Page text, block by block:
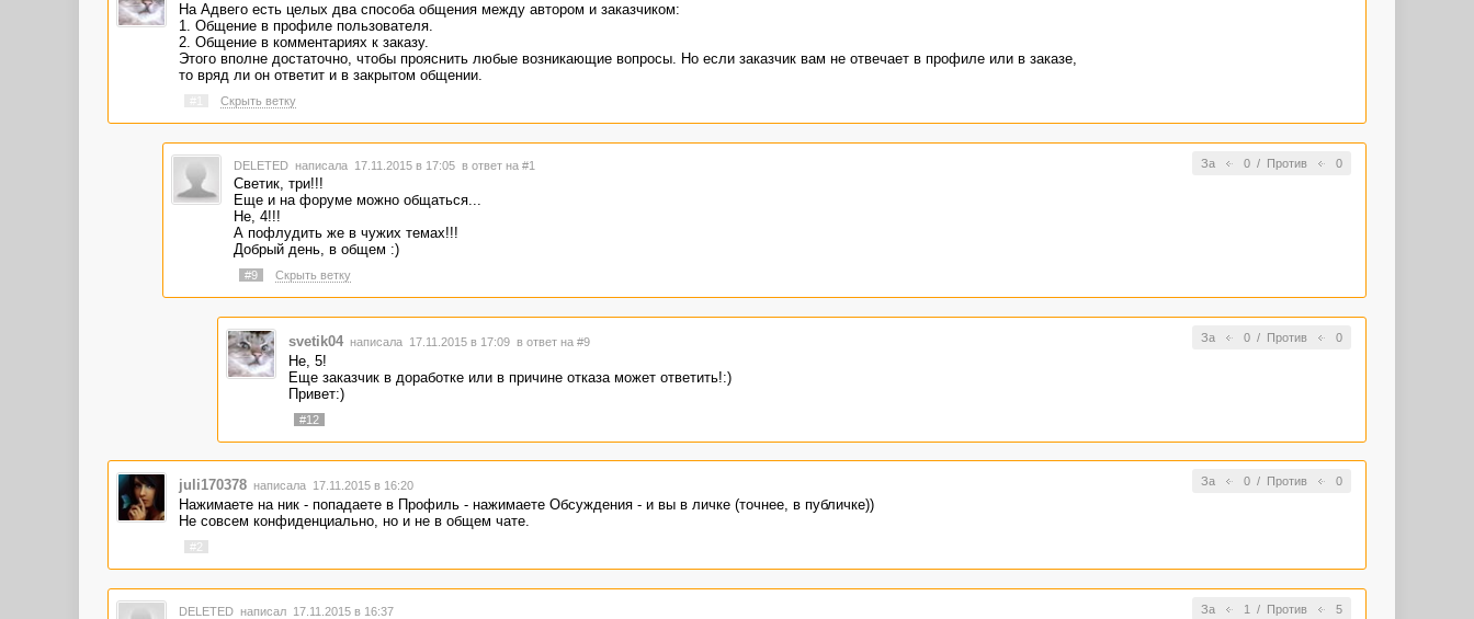
На Адвего есть целых два способа общения между автором и заказчиком:
1. Общение в профиле пользователя.
2. Общение в комментариях к заказу.
Этого вполне достаточно, чтобы прояснить любые возникающие вопросы. Но если заказчик вам не отвечает в профиле или в заказе,
то вряд ли он ответит и в закрытом общении.
Скрыть ветку
За 0/ Против 0
DELETED написала 17.11.2015 в 17:05 в ответ на #1
Светик, три!!!
Еще и на форуме можно общаться...
Не, 4!!!
А пофлудить же в чужих темах!!!
Добрый день, в общем :)
#9 Скрыть ветку
За 0/ Против 0
svetik04 написала 17.11.2015 в 17:09 в ответ на #9
Не, 5!
Еще заказчик в доработке или в причине отказа может ответить!:)
Привет:)
#12
За 0/ Против 0
juli170378 написала 17.11.2015 в 16:20
Нажимаете на ник - попадаете в Профиль - нажимаете Обсуждения - и вы в личке (точнее, в публичке))
Не совсем конфиденциально, но и не в общем чате.
#2
За 1 / Против 5
DELETED написал 17.11.2015 в 16:37